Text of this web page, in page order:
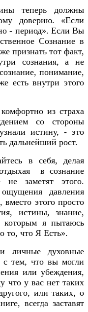
теперь должны
доверию. «Если
- период». Если Вы
Сознание в
признать тот факт,
сознания, а не
понимание,
есть внутри этого
из страха
со стороны
истину, - это
дальнейший рост.
в себя, делая
в сознание
заметят этого.
давления
вместо этого просто
истины, знание,
которым я пытаюсь
то, что Я Есть».
личные духовные
с тем, что вы могли
или убеждения,
что у вас нет таких
или таких, о
всегда заставят